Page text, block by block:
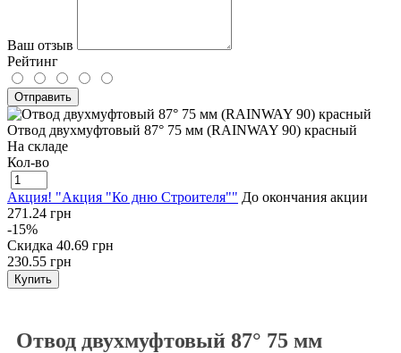
Ваш отзыв
Рейтинг
Отправить
Отвод двухмуфтовый 87° 75 мм (RAINWAY 90) красный
На складе
Кол-во
Акция! "Акция "Ко дню Строителя"" До окончания акции
271.24 грн
-15%
Скидка 40.69 грн
230.55 грн
Купить
Отвод двухмуфтовый 87° 75 мм